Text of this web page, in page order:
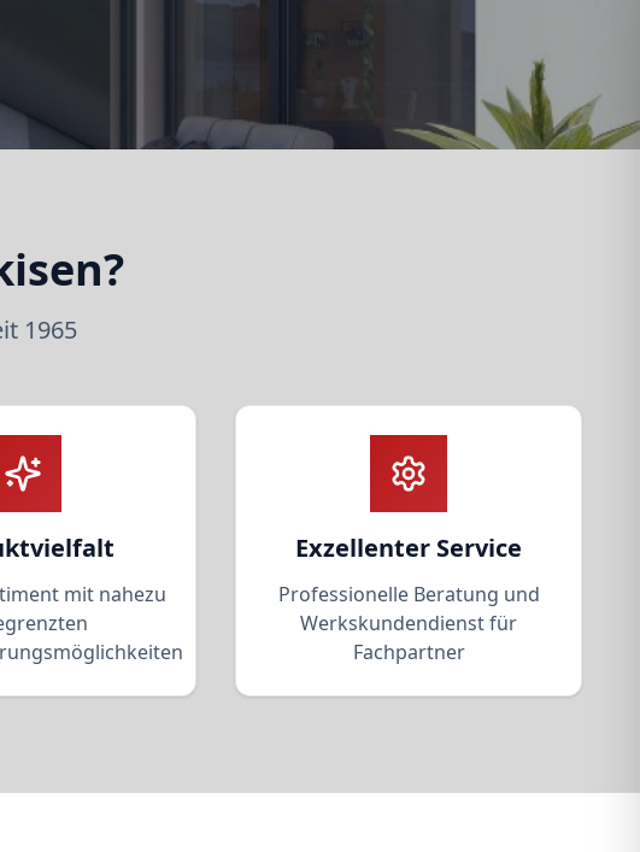
1965
mit nahezu
Exzellenter Service
Professionelle Beratung und
Werkskundendienst für
Fachpartner